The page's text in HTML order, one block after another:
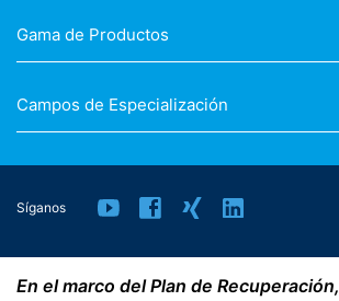
Gama de Productos
Campos de Especialización
Síganos
En el marco del Plan de Recuperación,